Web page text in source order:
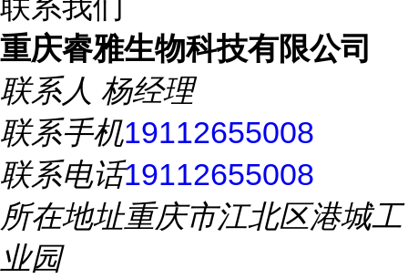
重庆睿雅生物科技有限公司
联系人 杨经理
联系手机19112655008
联系电话19112655008
所在地址重庆市江北区港城工
业园